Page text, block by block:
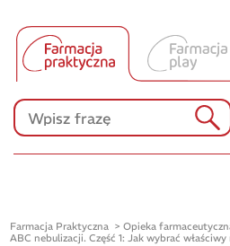
Produkty
Farmacja Praktyczna Opieka
ABC nebulizacji. Część 1: Jak wybrać